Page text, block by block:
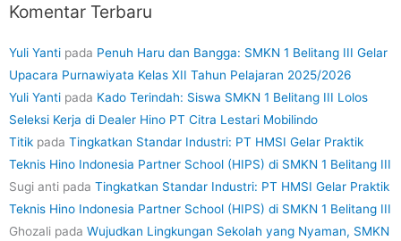
Komentar Terbaru
Yuli Yanti pada Penuh Haru dan Bangga: SMKN 1 Belitang III Gelar
Upacara Purnawiyata Kelas XII Tahun Pelajaran 2025/2026
Yuli Yanti pada Kado Terindah: Siswa SMKN 1 Belitang III Lolos
Seleksi Kerja di Dealer Hino PT Citra Lestari Mobilindo
Titik pada Tingkatkan Standar Industri: PT HMSI Gelar Praktik
Teknis Hino Indonesia Partner School (HIPS) di SMKN 1 Belitang III
Sugi anti pada Tingkatkan Standar Industri: PT HMSI Gelar Praktik
Teknis Hino Indonesia Partner School (HIPS) di SMKN 1 Belitang III
Ghozali pada Wujudkan Lingkungan Sekolah yang Nyaman, SMKN